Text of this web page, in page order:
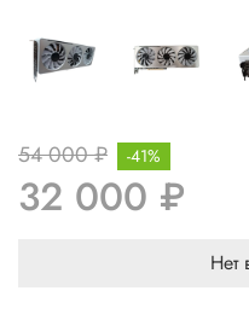
54 000 ₽
32 000 ₽
-41%
Нет